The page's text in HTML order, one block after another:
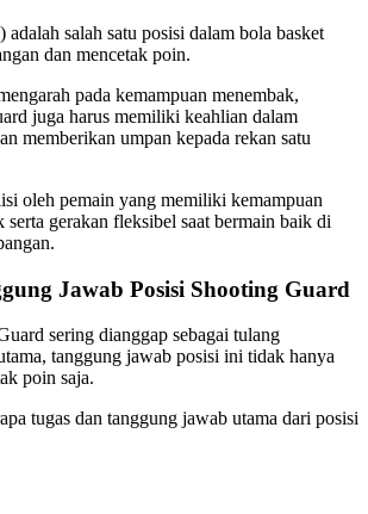
salah satu posisi dalam bola basket
dan mencetak poin.
pada kemampuan menembak,
juga harus memiliki keahlian dalam
memberikan umpan kepada rekan satu
oleh pemain yang memiliki kemampuan
serta gerakan fleksibel saat bermain baik di
Jawab Posisi Shooting Guard
sering dianggap sebagai tulang
tanggung jawab posisi ini tidak hanya
poin saja.
tugas dan tanggung jawab utama dari posisi